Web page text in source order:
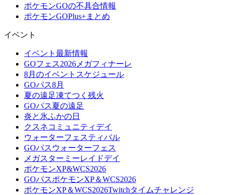
ポケモンGOの不具合情報
ポケモンGOPlus+まとめ
イベント
イベント最新情報
GOフェス2026メガフィナーレ
8月のイベントスケジュール
GOパス8月
夏の遠足凍てつく残火
GOパス夏の遠足
炎と氷ふかの日
クスネコミュニティデイ
ウォーターフェスティバル
GOパスウォーターフェス
メガスターミーレイドデイ
ポケモンXP&WCS2026
GOパスポケモンXP＆WCS2026
ポケモンXP＆WCS2026Twitchタイムチャレンジ